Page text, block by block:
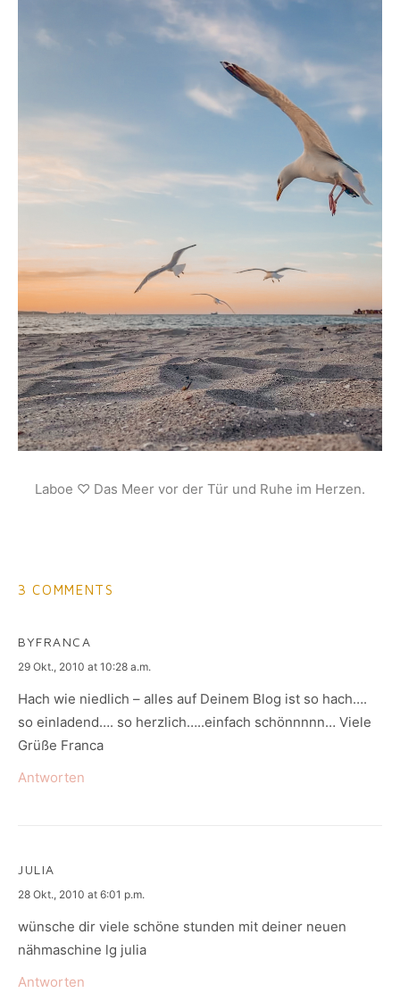
Laboe ♡ Das Meer vor der Tür und Ruhe im Herzen.
3 COMMENTS
BYFRANCA
says:
29 Okt., 2010 at 10:28 a.m.
Hach wie niedlich – alles auf Deinem Blog ist so hach….
so einladend…. so herzlich…..einfach schönnnnn… Viele
Grüße Franca
Antworten
JULIA
says:
28 Okt., 2010 at 6:01 p.m.
wünsche dir viele schöne stunden mit deiner neuen
nähmaschine lg julia
Antworten